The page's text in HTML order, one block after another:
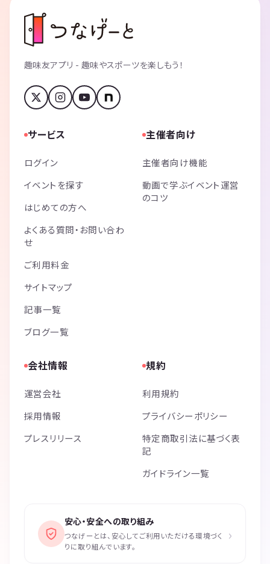
趣味友アプリ - 趣味やスポーツを楽しもう！
サービス
ログイン
イベントを探す
はじめての方へ
よくある質問・お問い合わ
せ
ご利用料金
サイトマップ
記事一覧
ブログ一覧
主催者向け
主催者向け機能
動画で学ぶイベント運営
のコツ
会社情報
運営会社
採用情報
プレスリリース
規約
利用規約
プライバシーポリシー
特定商取引法に基づく表
記
ガイドライン一覧
安心・安全への取り組み
つなげーとは、安心してご利用いただける環境づく
りに取り組んでいます。
›